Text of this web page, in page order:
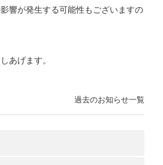
響が発生する可能性もございますの
あげます。
過去のお知らせ一覧